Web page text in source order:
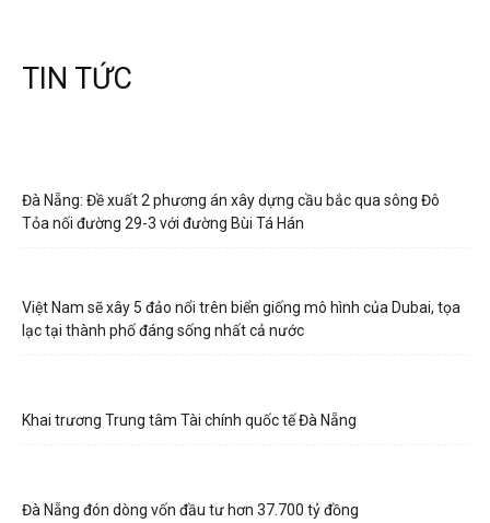
TIN TỨC
Đà Nẵng: Đề xuất 2 phương án xây dựng cầu bắc qua sông Đô
Tỏa nối đường 29-3 với đường Bùi Tá Hán
Việt Nam sẽ xây 5 đảo nổi trên biển giống mô hình của Dubai, tọa
lạc tại thành phố đáng sống nhất cả nước
Khai trương Trung tâm Tài chính quốc tế Đà Nẵng
Đà Nẵng đón dòng vốn đầu tư hơn 37.700 tỷ đồng